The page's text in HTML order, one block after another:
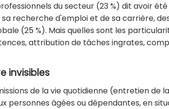
du secteur (23 %) dit avoir
recherche d'emploi et de sa carrière,
(25 %). Mais quelles sont les
attribution de tâches ingrates,
invisibles
de la vie quotidienne (entretien de
personnes âgées ou dépendantes, en